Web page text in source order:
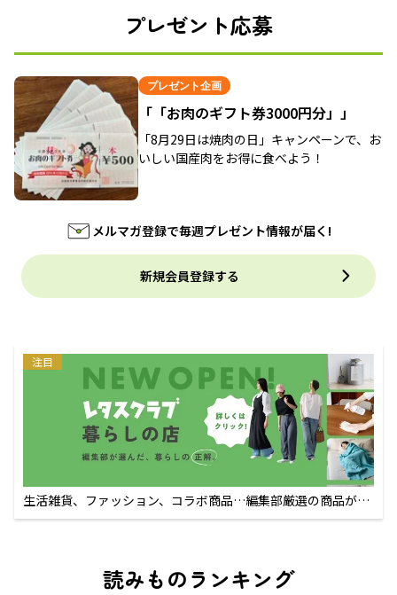
プレゼント応募
プレゼント企画
「「お肉のギフト券3000円分」」
「8月29日は焼肉の日」キャンペーンで、お
いしい国産肉をお得に食べよう！
メルマガ登録で毎週プレゼント情報が届く!
新規会員登録する
注目
生活雑貨、ファッション、コラボ商品…編集部厳選の商品が買
えるECサイト
読みものランキング